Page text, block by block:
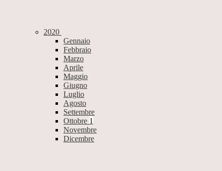
2020
Gennaio
Febbraio
Marzo
Aprile
Maggio
Giugno
Luglio
Agosto
Settembre
Ottobre 1
Novembre
Dicembre